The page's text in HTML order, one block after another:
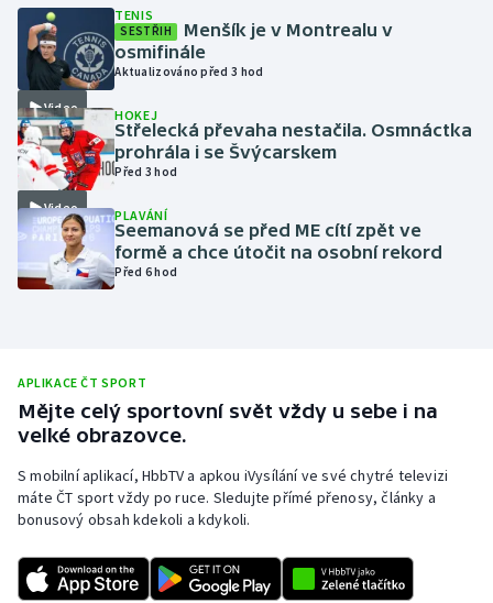
Lyže a snowboard
Moderní pětiboj
Motorsport
Olympijské hry
Parasport
Ragby
Rychlobruslení
Rychlostní kanoistika
Short track
Video
TENIS
SESTŘIH
Menšík je v Montrealu v
osmifinále
Aktualizováno před 3 hod
Video
HOKEJ
Střelecká převaha nestačila. Osmnáctka
prohrála i se Švýcarskem
Před 3 hod
PLAVÁNÍ
Seemanová se před ME cítí zpět ve
formě a chce útočit na osobní rekord
Před 6 hod
APLIKACE ČT SPORT
Mějte celý sportovní svět vždy u sebe i na
velké obrazovce.
S mobilní aplikací, HbbTV a apkou iVysílání ve své chytré televizi
máte ČT sport vždy po ruce. Sledujte přímé přenosy, články a
bonusový obsah kdekoli a kdykoli.